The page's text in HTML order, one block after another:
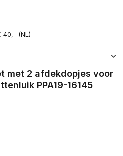
40,- (NL)
met 2 afdekdopjes voor
PPA19-16145